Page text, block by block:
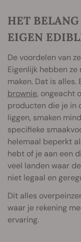
HET
EIGEN
De voordelen van
Eigenlijk hebben
maken. Dat is alles.
brownie, ongeacht
producten die je in
liggen, smaken
specifieke
helemaal beperkt
hebt of je aan een
veel landen waar
niet legaal en
Dit alles
waar je rekening
ervaring.